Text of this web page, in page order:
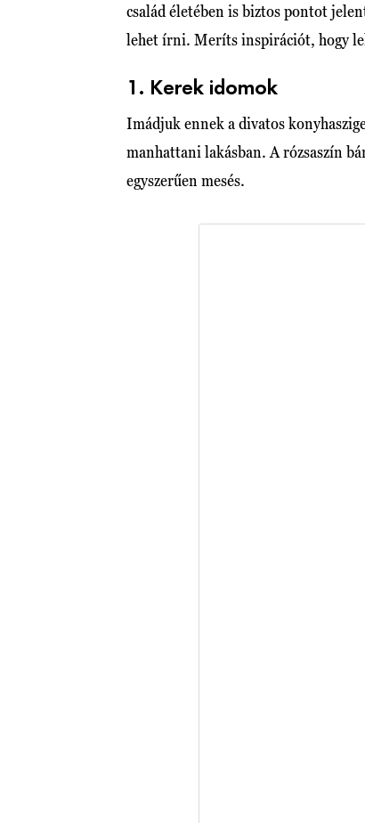
család életében is biztos pontot
lehet írni. Meríts inspirációt, hogy
1. Kerek idomok
Imádjuk ennek a divatos
manhattani lakásban. A rózsaszín
egyszerűen mesés.